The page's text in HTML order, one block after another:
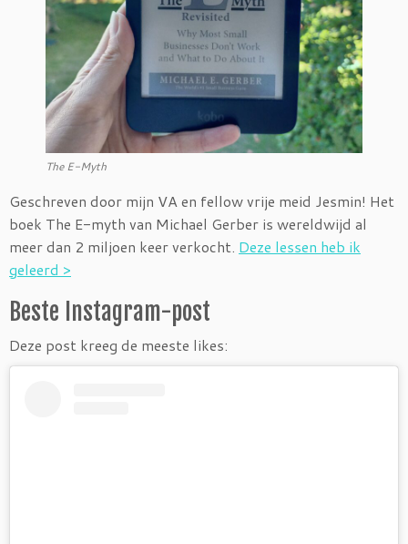
The E-Myth
Geschreven door mijn VA en fellow vrije meid Jesmin! Het
boek The E-myth van Michael Gerber is wereldwijd al
meer dan 2 miljoen keer verkocht. Deze lessen heb ik
geleerd >
Beste Instagram-post
Deze post kreeg de meeste likes: